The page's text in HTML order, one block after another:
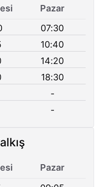
Pazar
07:30
10:40
14:20
18:30
-
-
Pazar